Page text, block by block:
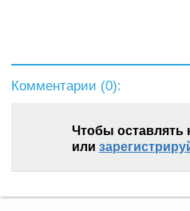
Комментарии (0):
Чтобы оставлять
или